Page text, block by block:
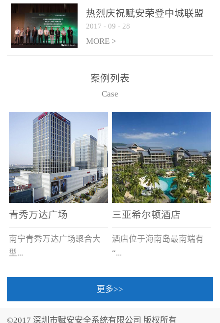
和监控端两大部分组成。
两者之间通过以太网相
联，一台监控主机最多可
从监控主机上获取，最多
只能接6台，超过的需从现
热烈庆祝赋安荣登中城联盟
联合采购战略合作平台
2017 - 09 - 28
MORE >
案例列表
Case
青秀万达广场
南宁青秀万达广场聚合大
型...
三亚希尔顿酒店
酒店位于海南岛最南端有
“...
中国的海岛天堂”之美称的
更多>>
©2017 深圳市赋安安全系统有限公司 版权所有